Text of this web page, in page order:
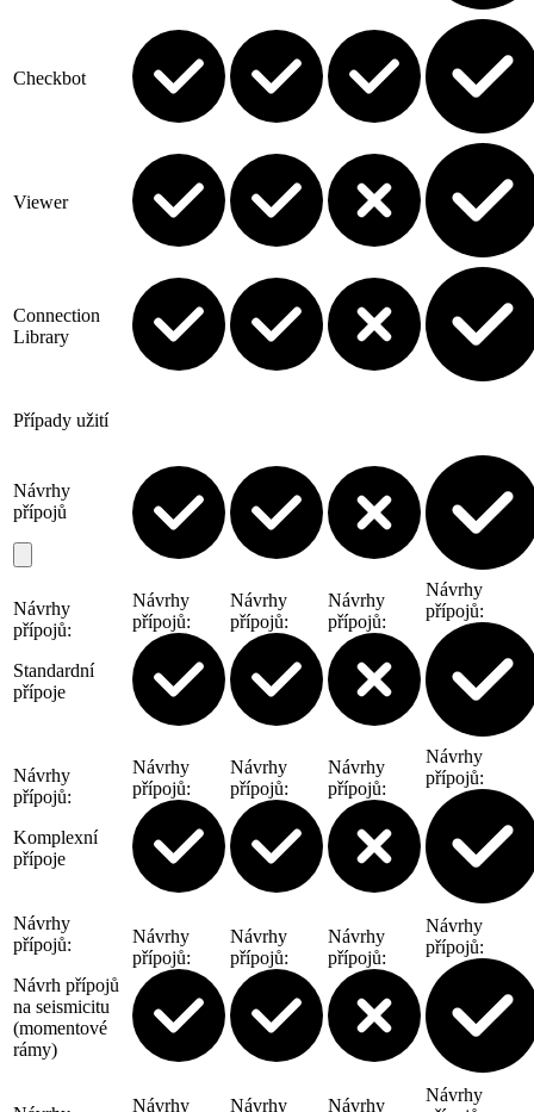
Checkbot
Viewer
Connection
Library
Případy užití
Návrhy
přípojů
Návrhy
přípojů:
Standardní
přípoje
Návrhy
přípojů:
Návrhy
přípojů:
Návrhy
přípojů:
Návrhy
přípojů:
Návrhy
přípojů:
Komplexní
přípoje
Návrhy
přípojů:
Návrhy
přípojů:
Návrhy
přípojů:
Návrhy
přípojů:
Návrhy
přípojů:
Návrh přípojů
na seismicitu
(momentové
rámy)
Návrhy
přípojů:
Návrhy
přípojů:
Návrhy
přípojů:
Návrhy
přípojů:
Návrhy Návrhy Návrhy
Návrhy